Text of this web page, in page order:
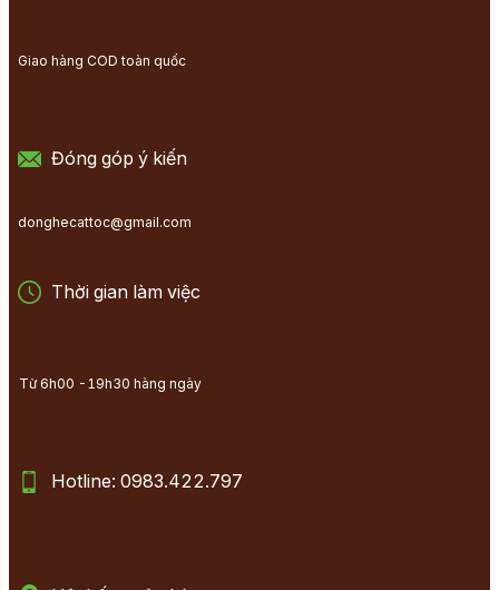
Giao hàng COD toàn quốc
Đóng góp ý kiến
donghecattoc@gmail.com
Thời gian làm việc
Từ 6h00 -19h30 hàng ngày
Hotline: 0983.422.797